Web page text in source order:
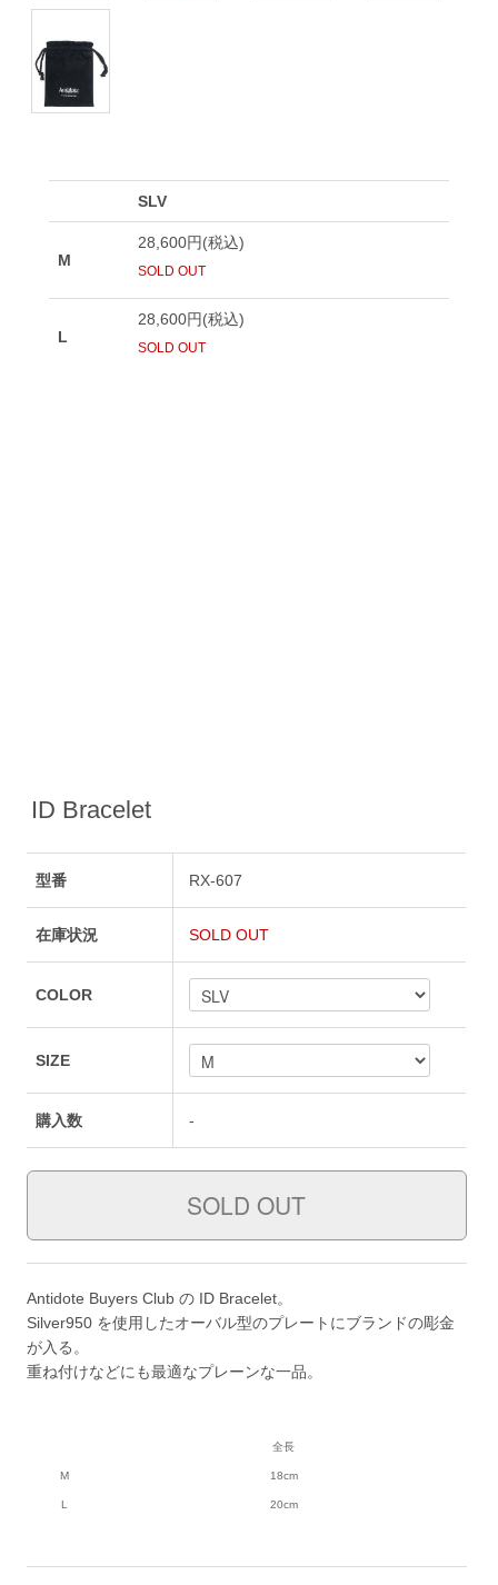
ID Bracelet
型番 RX-607
在庫状況 SOLD OUT
COLOR
SIZE
購入数 -
Antidote Buyers Club の ID Bracelet。
Silver950 を使用したオーバル型のプレートにブランドの彫金
が入る。
重ね付けなどにも最適なプレーンな一品。
全長
M 18cm
L 20cm